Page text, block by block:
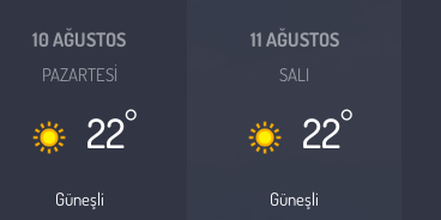
10 AĞUSTOS
PAZARTESI
22°
Güneşli
11 AĞUSTOS
SALI
22°
Güneşli